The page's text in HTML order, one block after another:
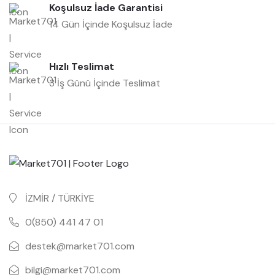
Koşulsuz İade Garantisi
14 Gün İçinde Koşulsuz İade
Hızlı Teslimat
3 İş Günü İçinde Teslimat
İZMİR / TÜRKİYE
0(850) 441 47 01
destek@market701.com
bilgi@market701.com